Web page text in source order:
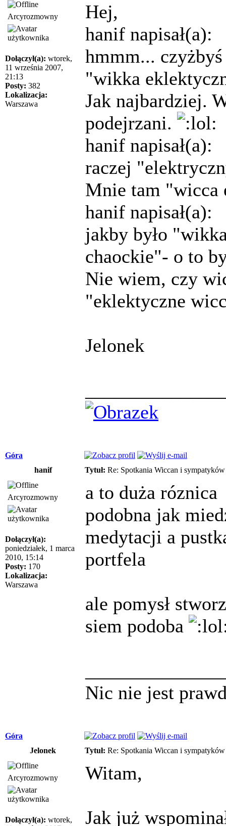
Arcyrozmowny
Dołączył(a): wtorek,
11 września 2007,
21:13
Posty: 382
Lokalizacja:
Warszawa
Hej,
hanif napisał(a):
hmmm...
"wikka
Jak najbardziej.
podejrzani.
hanif napisał(a):
raczej
Mnie tam "wicca
hanif napisał(a):
jakby było
chaockie"- o to
Nie wiem, czy
"eklektyczne
Jelonek
Góra
hanif
Tytuł: Re: Spotkania Wiccan i
Arcyrozmowny
Dołączył(a):
poniedziałek, 1 marca
2010, 15:14
Posty: 170
Lokalizacja:
Warszawa
a to duża róznica
podobna jak
medytacji a
portfela
ale pomysł
siem podoba
Nic nie jest
Góra
Jelonek
Tytuł: Re: Spotkania Wiccan i
Arcyrozmowny
Dołączył(a): wtorek,
Witam,
Jak już